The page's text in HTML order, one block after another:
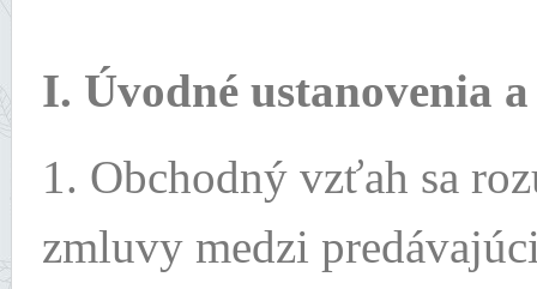
I. Úvodné ustanovenia
1. Obchodný vzťah sa
zmluvy medzi